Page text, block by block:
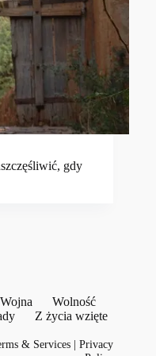
gdy
Wojna
Wolność
Z życia wzięte
& Services |Privacy